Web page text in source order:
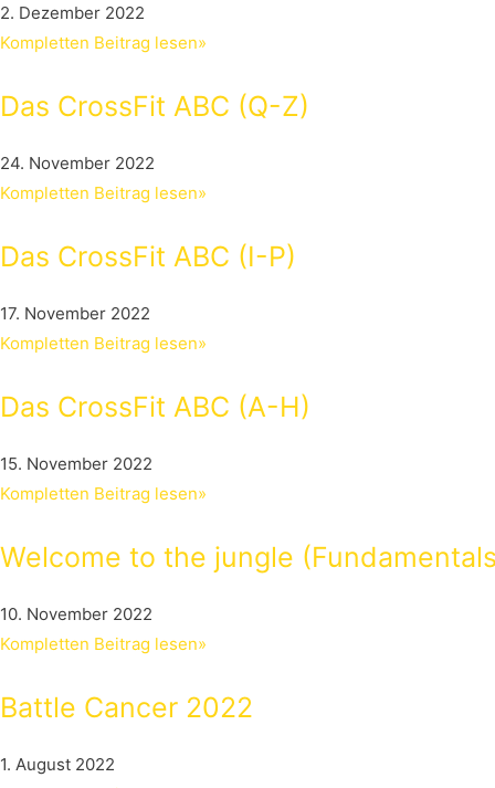
2. Dezember 2022
Kompletten Beitrag lesen»
Das CrossFit ABC (Q-Z)
24. November 2022
Kompletten Beitrag lesen»
Das CrossFit ABC (I-P)
17. November 2022
Kompletten Beitrag lesen»
Das CrossFit ABC (A-H)
15. November 2022
Kompletten Beitrag lesen»
Welcome to the jungle
10. November 2022
Kompletten Beitrag lesen»
Battle Cancer 2022
1. August 2022